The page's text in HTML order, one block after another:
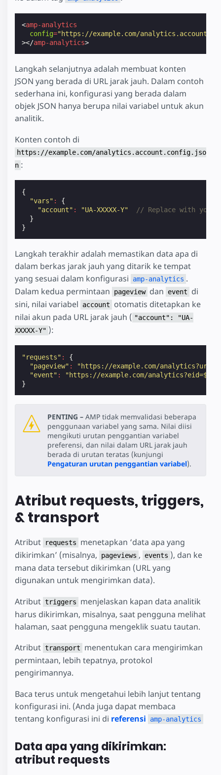
<amp-analytics
config="https://example.com/
></amp-analytics>
Langkah selanjutnya adalah membuat konten
JSON yang berada di URL jarak jauh. Dalam contoh
sederhana ini, konfigurasi yang berada dalam
objek JSON hanya berupa nilai variabel untuk akun
analitik.
Konten contoh di
https://example.com/analytics.account.config.jso
n :
{
"vars" :
{
"account" : "UA-XXXXX-Y"
// Replace with your
}
}
Langkah terakhir adalah memastikan data apa di
dalam berkas jarak jauh yang ditarik ke tempat
yang sesuai dalam konfigurasi
amp-analytics .
Dalam kedua permintaan
pageview dan event
di
sini, nilai variabel
account
otomatis ditetapkan ke
nilai akun pada URL jarak jauh ( "account": "UA-
XXXXX-Y" ):
"requests" :
{
"pageview" :
"https://example.com/
"event" :
"https://example.com/
}
PENTING – AMP tidak memvalidasi beberapa
penggunaan variabel yang sama. Nilai diisi
mengikuti urutan penggantian variabel
preferensi, dan nilai dalam URL jarak jauh
berada di urutan teratas (kunjungi
Pengaturan urutan penggantian variabel).
Atribut requests, triggers,
& transport
Atribut requests
menetapkan ‘data apa yang
dikirimkan’ (misalnya,
pageviews , events ), dan ke
mana data tersebut dikirimkan (URL yang
digunakan untuk mengirimkan data).
Atribut triggers
menjelaskan kapan data analitik
harus dikirimkan, misalnya, saat pengguna melihat
halaman, saat pengguna mengeklik suatu tautan.
Atribut transport
menentukan cara mengirimkan
permintaan, lebih tepatnya, protokol
pengirimannya.
Baca terus untuk mengetahui lebih lanjut tentang
konfigurasi ini. (Anda juga dapat membaca
tentang konfigurasi ini di referensi amp-analytics
Data apa yang dikirimkan:
atribut requests